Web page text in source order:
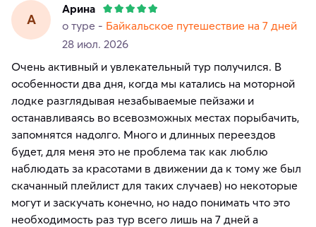
А
Арина
о туре - Байкальское путешествие на 7 дней
28 июл. 2026
Очень активный и увлекательный тур получился. В
особенности два дня, когда мы катались на моторной
лодке разглядывая незабываемые пейзажи и
останавливаясь во всевозможных местах порыбачить,
запомнятся надолго. Много и длинных переездов
будет, для меня это не проблема так как люблю
наблюдать за красотами в движении да к тому же был
скачанный плейлист для таких случаев) но некоторые
могут и заскучать конечно, но надо понимать что это
необходимость раз тур всего лишь на 7 дней а